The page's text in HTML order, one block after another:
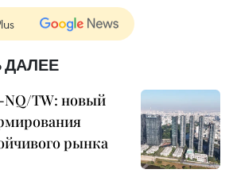
ДАЛЕЕ
TW: новый
рынка